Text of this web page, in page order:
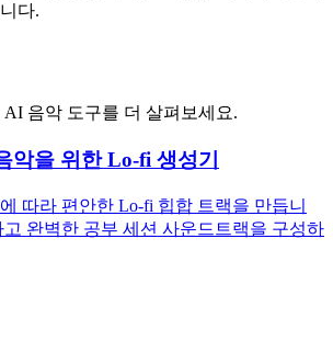
다.
음악 도구를 더 살펴보세요.
악을 위한 Lo-fi 생성기
따라 편안한 Lo-fi 힙합 트랙을 만듭니
완벽한 공부 세션 사운드트랙을 구성하